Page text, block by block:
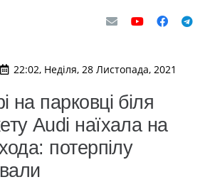
22:02, Неділя, 28 Листопада, 2021
на парковці біля
Audi наїхала на
потерпілу